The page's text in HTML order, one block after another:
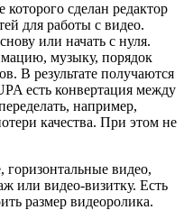
которого сделан редактор
для работы с видео.
или начать с нуля.
музыку, порядок
В результате получаются
есть конвертация между
например,
качества. При этом не
видео,
или видео-визитку. Есть
размер видеоролика.